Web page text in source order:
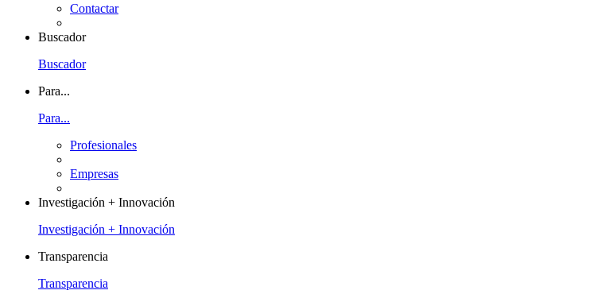
Contactar
Buscador
Buscador
Para...
Para...
Profesionales
Empresas
Investigación + Innovación
Investigación + Innovación
Transparencia
Transparencia